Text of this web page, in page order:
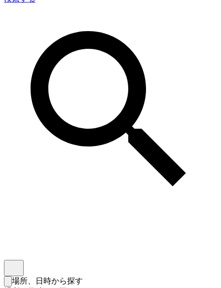
検索フォームを閉じる
場所、日時から探す